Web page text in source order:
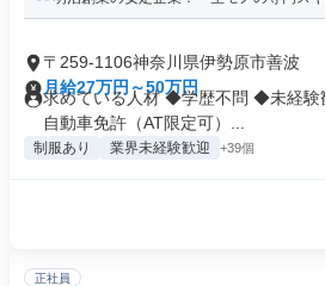
〒259-1106神奈川県伊勢原市善波
月給27万円～50万円
求めている人材 ◆学歴不問 ◆未経験
自動車免許（AT限定可）...
制服あり 業界未経験歓迎 +39個
正社員